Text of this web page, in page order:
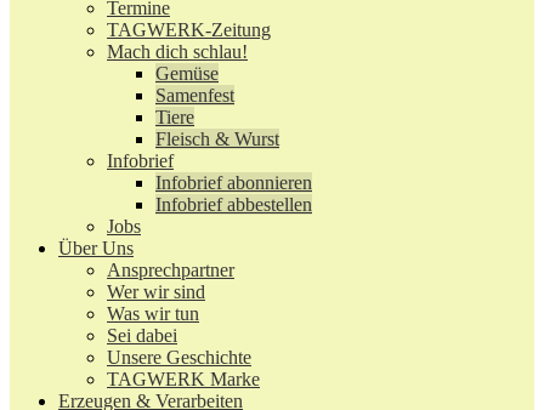
Termine
TAGWERK-Zeitung
Mach dich schlau!
Gemüse
Samenfest
Tiere
Fleisch & Wurst
Infobrief
Infobrief abonnieren
Infobrief abbestellen
Jobs
Über Uns
Ansprechpartner
Wer wir sind
Was wir tun
Sei dabei
Unsere Geschichte
TAGWERK Marke
Erzeugen & Verarbeiten